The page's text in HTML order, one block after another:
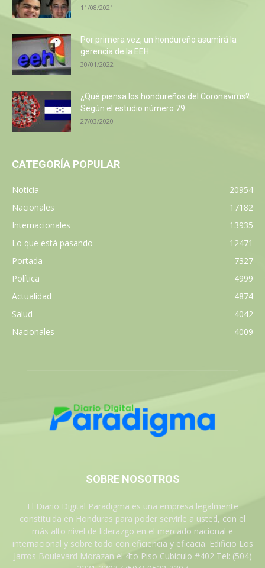
11/08/2021
Por primera vez, un hondureño asumirá la
gerencia de la EEH
30/01/2022
¿Qué piensa los hondureños del Coronavirus?
Según el estudio número 79...
27/03/2020
CATEGORÍA POPULAR
Noticia
20954
Nacionales
17182
Internacionales
13935
Lo que está pasando
12471
Portada
7327
Política
4999
Actualidad
4874
Salud
4042
Nacionales
4009
SOBRE NOSOTROS
El Diario Digital Paradigma es una empresa legalmente
constituida en Honduras para poder servirle a usted, con el
más alto nivel de liderazgo en el mercado nacional e
internacional y sobre todo con eficiencia y eficacia. Edificio Los
Jarros Boulevard Morazan el 4to Piso Cubiculo #402 Tel: (504)